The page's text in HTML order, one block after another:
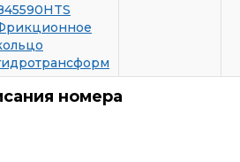
номера